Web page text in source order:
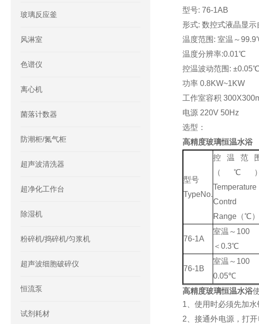
型号: 76-1AB
形式: 数控式液晶显示
温度范围: 室温～
温度分辨率:0.01℃
控温波动范围: ±0.05℃
功率 0.8KW~1KW
工作室容积
电源 220V 50Hz
选型：
高精度玻璃恒温水浴
型号
TypeNo.
控温范
（℃）
Temperature
Contrd
Range（℃）
76-1A
室温～100
＜0.3℃
76-1B
室温～100
0.05℃
高精度玻璃恒温水浴
1、使用时必须先加
2、接通外电源，打
玻璃反应釜
风淋室
色谱仪
离心机
菌落计数器
防潮柜/氮气柜
超声波清洗器
超净化工作台
除湿机
粉碎机/捣碎机/匀浆机
超声波细胞破碎仪
恒流泵
试剂耗材